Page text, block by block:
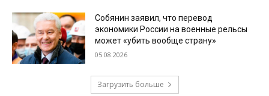
Собянин заявил, что перевод
экономики России на военные рельсы
может «убить вообще страну»
05.08.2026
Загрузить больше